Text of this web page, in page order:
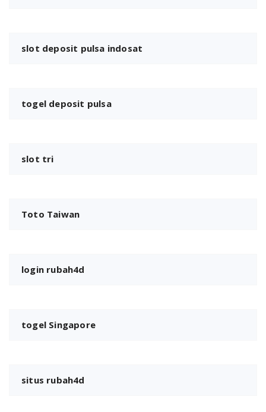
slot deposit pulsa indosat
togel deposit pulsa
slot tri
Toto Taiwan
login rubah4d
togel Singapore
situs rubah4d